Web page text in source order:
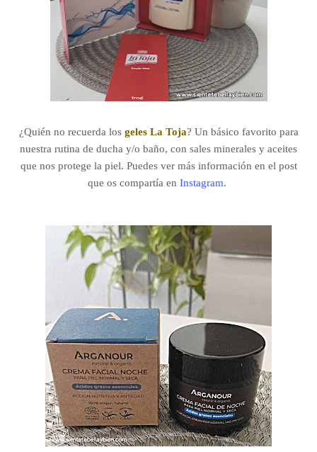
¿Quién no recuerda los geles La Toja? Un básico favorito para
nuestra rutina de ducha y/o baño, con sales minerales y aceites
que nos protege la piel. Puedes ver más información en el post
que os compartía en Instagram.